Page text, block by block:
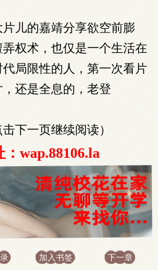
儿的嘉靖分享欲空前膨
权术，也仅是一个生活在
局限性的人，第一次看片
还是全息的，老登
下一页继续阅读）
wap.88106.la
加入书签 下一章